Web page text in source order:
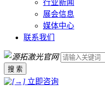
行业新闻
展会信息
媒体中心
联系我们
搜 索
立即咨询